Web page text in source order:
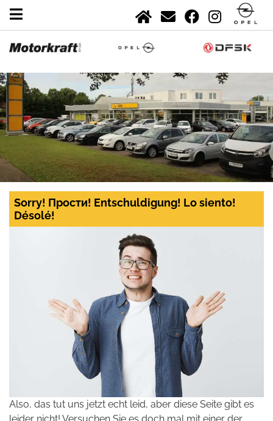
Sorry! Прости! Entschuldigung! Lo siento!
Désolé!
Also, das tut uns jetzt echt leid, aber diese Seite gibt es